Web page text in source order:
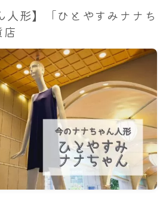
人形】「ひとやすみナナち
店